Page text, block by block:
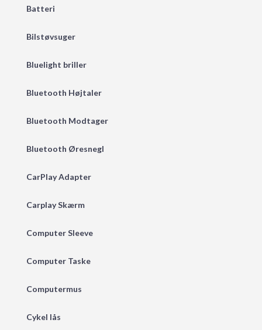
Batteri
Bilstøvsuger
Bluelight briller
Bluetooth Højtaler
Bluetooth Modtager
Bluetooth Øresnegl
CarPlay Adapter
Carplay Skærm
Computer Sleeve
Computer Taske
Computermus
Cykel lås